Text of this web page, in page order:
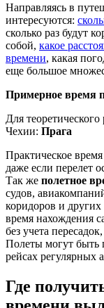
Направляясь в
интересуются:
сколько раз будут
собой, какое
времени, какая
еще большое
Примерное время
Для теоретического
Чехии: Прага
Практическое время
даже если перелет
Так же полетное
судов,
коридоров и других
время нахождения
без учета
Полеты могут быть
рейсах регулярных
Где